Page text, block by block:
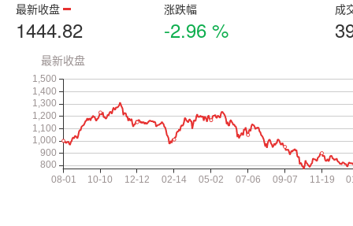
最新收盘
1444.82
涨跌幅
-2.96 %
成